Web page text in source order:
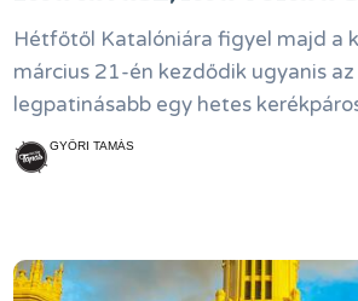
Hétfőtől Katalóniára figyel majd a
március 21-én kezdődik ugyanis
legpatinásabb egy hetes
GYŐRI TAMÁS